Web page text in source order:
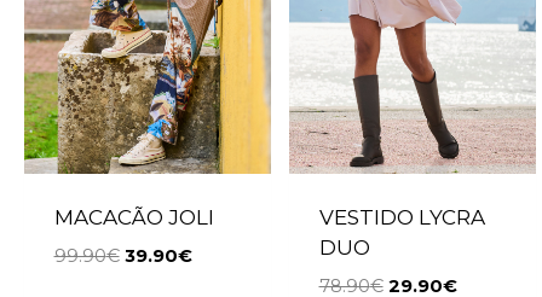
MACACÃO JOLI
99.90€ 39.90€
VESTIDO LYCRA
DUO
78.90€ 29.90€